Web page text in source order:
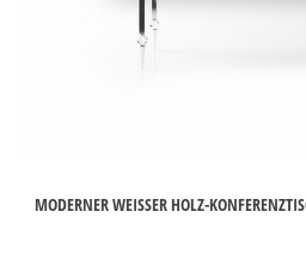
MODERNER WEISSER HOLZ-